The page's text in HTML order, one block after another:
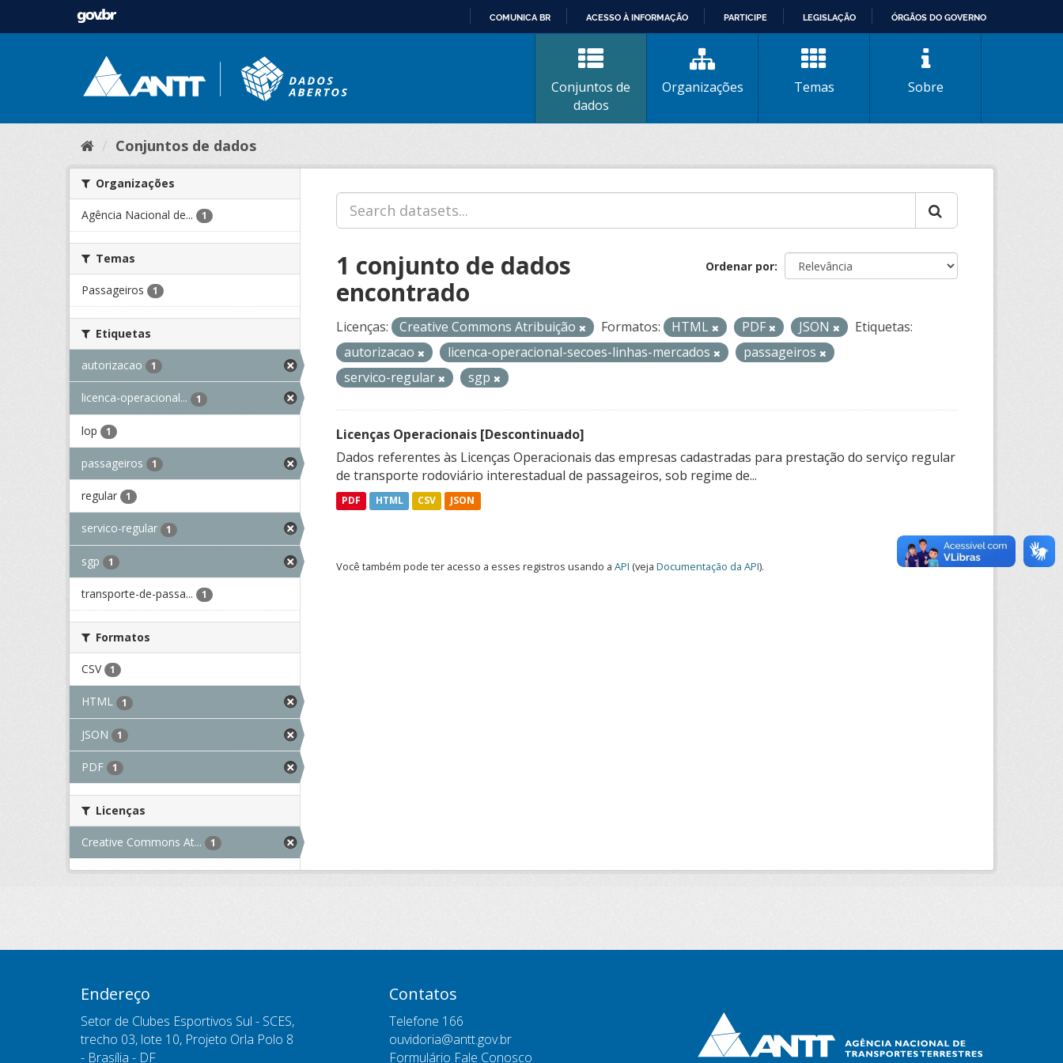
CONTEÚDO
COMUNICA BR ACESSO À INFORMAÇÃO PARTICIPE LEGISLAÇÃO ÓRGÃOS DO GOVERNO
Conjuntos de
dados
Organizações Temas Sobre
Conjuntos de dados
Organizações
Agência Nacional de... 1
Temas
Passageiros 1
Etiquetas
autorizacao 1
licenca-operacional... 1
lop 1
passageiros 1
regular 1
servico-regular 1
sgp 1
transporte-de-passa... 1
Formatos
CSV 1
HTML 1
JSON 1
PDF 1
Licenças
Creative Commons At... 1
Ordenar por
1 conjunto de dados
encontrado
Licenças: Creative Commons Atribuição Formatos: HTML PDF JSON
Etiquetas:
autorizacao
licenca-operacional-secoes-linhas-mercados
passageiros
servico-regular
sgp
Licenças Operacionais [Descontinuado]
Dados referentes às Licenças Operacionais das empresas cadastradas para prestação do serviço regular
de transporte rodoviário interestadual de passageiros, sob regime de...
PDF HTML CSV JSON
Você também pode ter acesso a esses registros usando a API (veja Documentação da API).
Endereço
Setor de Clubes Esportivos Sul - SCES,
trecho 03, lote 10, Projeto Orla Polo 8
- Brasília - DF
Contatos
Telefone 166
ouvidoria@antt.gov.br
Formulário Fale Conosco